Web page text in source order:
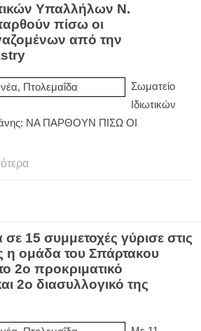
Υπαλλήλων Ν.
πίσω οι
από την
Σωματείο
Ιδιωτικών
ΝΑ ΠΑΡΘΟΥΝ ΠΙΣΩ ΟΙ
σε 15 συμμετοχές γύρισε στις
η ομάδα του Σπάρτακου
2ο προκριματικό
2ο διασυλλογικό της